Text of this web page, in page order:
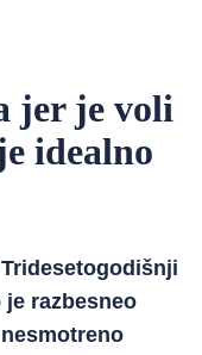
jer je voli
idealno
je razbesneo